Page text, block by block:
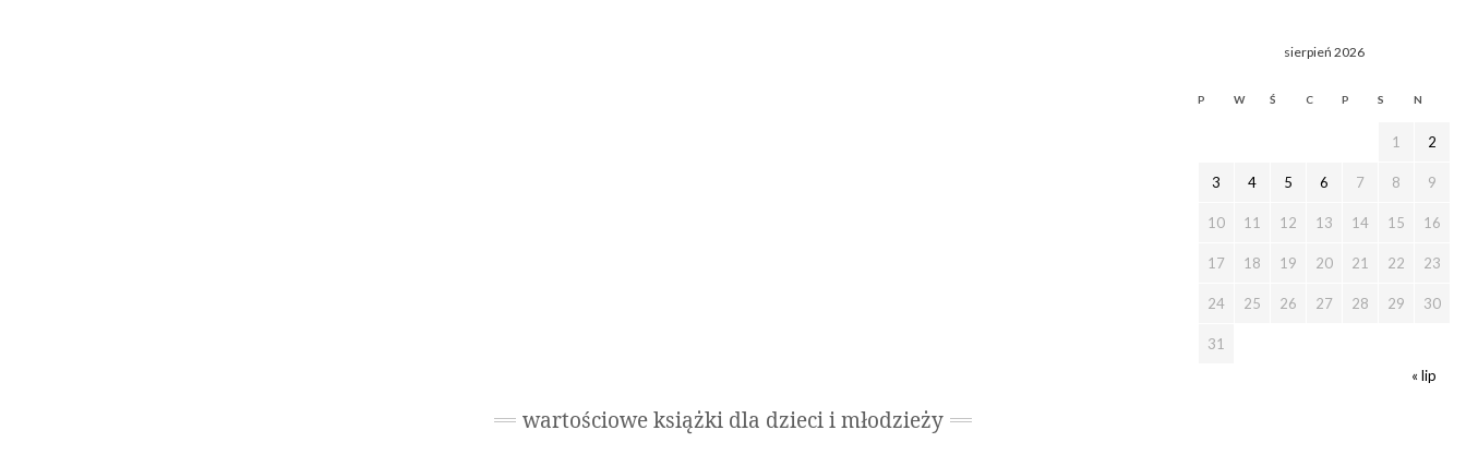
sierpień 2026
P W Ś C P S N
1 2
3 4 5 6 7 8 9
10 11 12 13 14 15 16
17 18 19 20 21 22 23
24 25 26 27 28 29 30
31
« lip
wartościowe książki dla dzieci i młodzieży